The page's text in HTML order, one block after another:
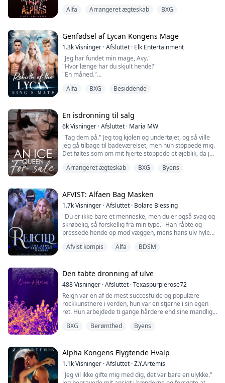
drømme om.
til den berygtede Alpha Hunter.
Det vil hun ikke finde sig i; ikke når hun indser, at hun
har en mage derude, så hun stikker a...
Alfa Arrangeret ægteskab BXG
Genfødsel af Lycan Kongens Mage
1.3kVisninger ·Afsluttet · Elk Entertainment
"Jeg har fundet min mage, Avy."
"Hvor længe har du skjult hende?"
"En måned."
"Jeg følte, at du ikke ville kunne lide min idé. Jeg vidste,
bo, så jeg er nødt til at beskytte hende mod enhver
skade."
Avyanna Windsor er Luna af Wales. Da hendes ...
Alfa BXG Besiddende
En isdronning til salg
6kVisninger ·Afsluttet · Maria MW
"Tag dem på." Jeg tog kjolen og undertøjet, og så ville
jeg gå tilbage til badeværelset, men hun stoppede mig.
Det føltes som om mit hjerte stoppede et øjeblik, da jeg
forstod ikke, hvad hun mente i starten, men da hun
lagde den på den hvide...
Arrangeret ægteskab BXG Byens
AFVIST: Alfaen Bag Masken
1.7kVisninger ·Afsluttet · Bolare Blessing
"Du er ikke bare et menneske, men du er også svag og
skrøbelig, så forskellig fra min type." Han råbte og
pressede hende op mod væggen, mens hans ulv hylede
stirrede direkte ind i hendes øjne, som var fyldt med
du er et menneske, men fordi du slet ikke er min type,
og jeg elsker...
Afvist kompis Alfa BDSM
Den tabte dronning af ulve
488Visninger ·Afsluttet ·Texaspurplerose72
Reign var en af de mest succesfulde og populære
rockkunstnere i verden, hun var en stjerne i sin egen
ret. Hun arbejdede ti gange hårdere end sine mandlige
der havde opnået samme slags succes som hende i en
femten, da hendes manager, M...
BXG Berømthed Byens
Alpha Kongens Flygtende Hvalp
1.1kVisninger ·Afsluttet ·Z.Y.Artemis
"Jeg vil ikke gifte mig med dig, det var bare en ulykke."